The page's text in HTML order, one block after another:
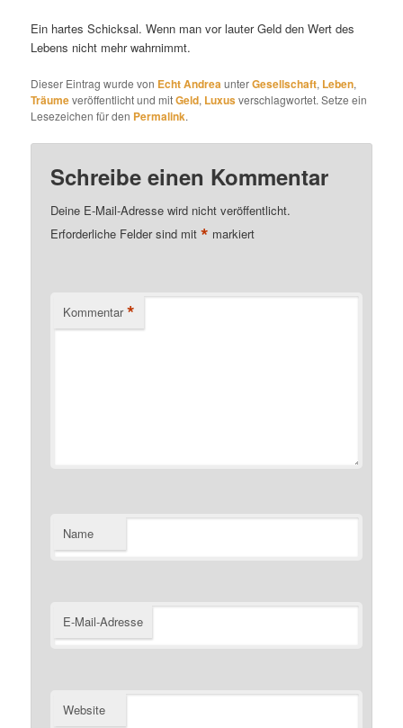
Ein hartes Schicksal. Wenn man vor lauter Geld den Wert des
Lebens nicht mehr wahrnimmt.
Dieser Eintrag wurde von Echt AndreaunterGesellschaft, Leben,
Träumeveröffentlicht und mitGeld, Luxusverschlagwortet. Setze ein
Lesezeichen für den Permalink.
Schreibe einen Kommentar
Deine E-Mail-Adresse wird nicht veröffentlicht.
Erforderliche Felder sind mit* markiert
Kommentar *
Name
E-Mail-Adresse
Website